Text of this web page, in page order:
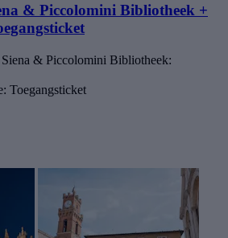
& Piccolomini Bibliotheek +
& Piccolomini Bibliotheek:
Toegangsticket